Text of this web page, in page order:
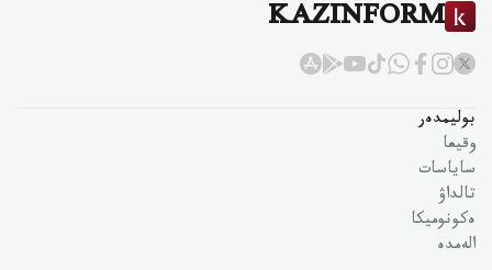
KAZINFORM
بوليمدەر
وقيعا
ساياسات
تالداۋ
ەكونوميكا
الەمدە